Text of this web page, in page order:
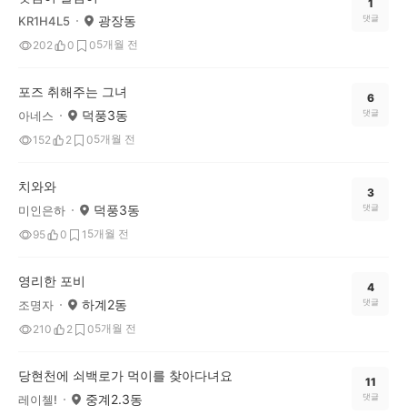
KR1H4L5 광장동
202 0 05개월 전
1
댓글
포즈 취해주는 그녀
아네스 덕풍3동
152 2 05개월 전
6
댓글
치와와
미인은하 덕풍3동
95 0 1 5개월 전
3
댓글
영리한 포비
조명자 하계2동
210 2 05개월 전
4
댓글
당현천에 쇠백로가 먹이를 찾아다녀요
레이첼! 중계2.3동
11
댓글